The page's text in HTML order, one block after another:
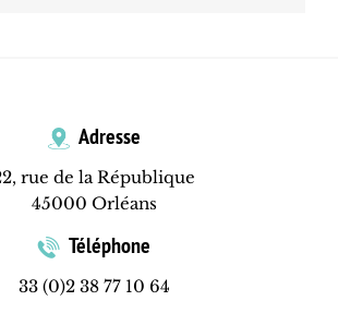
Adresse
rue de la République
45000 Orléans
Téléphone
33 (0)2 38 77 10 64